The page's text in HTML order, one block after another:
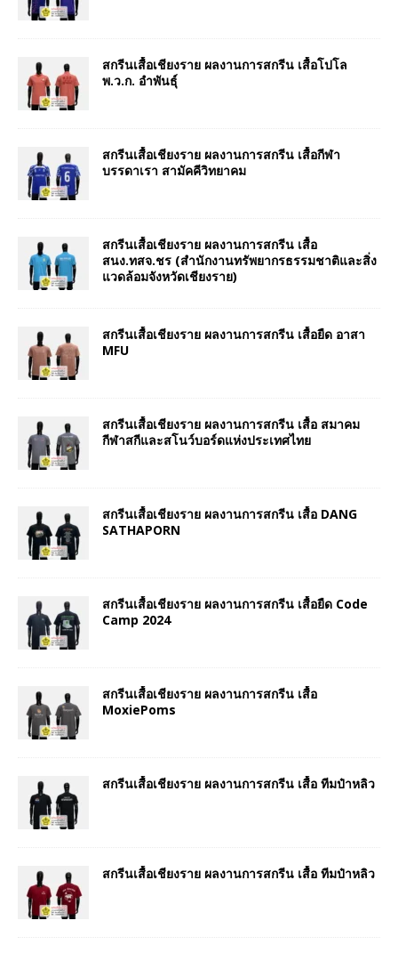
สกรีนเสื้อเชียงราย ผลงานการสกรีน เสื้อโปโล
พ.ว.ก. อำพันธุ์
สกรีนเสื้อเชียงราย ผลงานการสกรีน เสื้อกีฬา
บรรดาเรา สามัคคีวิทยาคม
สกรีนเสื้อเชียงราย ผลงานการสกรีน เสื้อ
สนง.ทสจ.ชร (สำนักงานทรัพยากรธรรมชาติและสิ่ง
แวดล้อมจังหวัดเชียงราย)
สกรีนเสื้อเชียงราย ผลงานการสกรีน เสื้อยืด อาสา
MFU
สกรีนเสื้อเชียงราย ผลงานการสกรีน เสื้อ สมาคม
กีฬาสกีและสโนว์บอร์ดแห่งประเทศไทย
สกรีนเสื้อเชียงราย ผลงานการสกรีน เสื้อ DANG
SATHAPORN
สกรีนเสื้อเชียงราย ผลงานการสกรีน เสื้อยืด Code
Camp 2024
สกรีนเสื้อเชียงราย ผลงานการสกรีน เสื้อ
MoxiePoms
สกรีนเสื้อเชียงราย ผลงานการสกรีน เสื้อ ทีมป๋าหลิว
สกรีนเสื้อเชียงราย ผลงานการสกรีน เสื้อ ทีมป๋าหลิว